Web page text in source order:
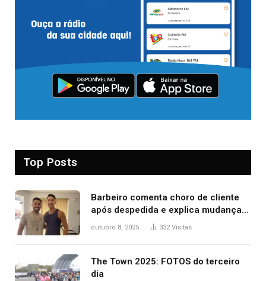
Top Posts
Barbeiro comenta choro de cliente
após despedida e explica mudança
para o TO: ‘Não esperava atingir
outubro 8, 2025 332Visitas
The Town 2025: FOTOS do terceiro
dia